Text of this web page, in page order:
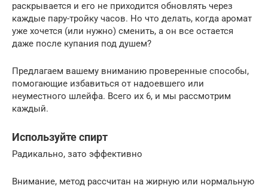
раскрывается и его не приходится обновлять через
каждые пару-тройку часов. Но что делать, когда аромат
уже хочется (или нужно) сменить, а он все остается
даже после купания под душем?
Предлагаем вашему вниманию проверенные способы,
помогающие избавиться от надоевшего или
неуместного шлейфа. Всего их 6, и мы рассмотрим
каждый.
Используйте спирт
Радикально, зато эффективно
Внимание, метод рассчитан на жирную или нормальную